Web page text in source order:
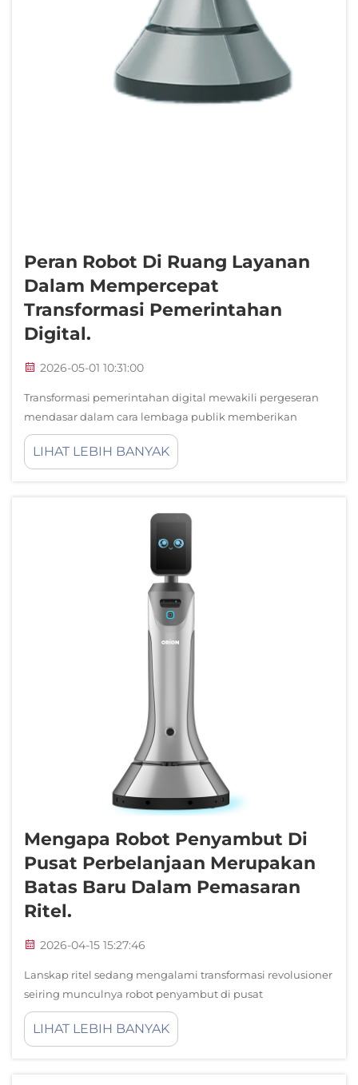
Peran Robot Di Ruang Layanan
Dalam Mempercepat
Transformasi Pemerintahan
Digital.
2026-05-01 10:31:00
Transformasi pemerintahan digital mewakili pergeseran
mendasar dalam cara lembaga publik memberikan
layanan kepada warga negara, beralih dari proses
birokratis tradisional menuju pengalaman yang
LIHAT LEBIH BANYAK
Mengapa Robot Penyambut Di
Pusat Perbelanjaan Merupakan
Batas Baru Dalam Pemasaran
Ritel.
2026-04-15 15:27:46
Lanskap ritel sedang mengalami transformasi revolusioner
seiring munculnya robot penyambut di pusat
perbelanjaan sebagai alat pemasaran yang mengubah
aturan main dan mendefinisikan ulang keterlibatan
LIHAT LEBIH BANYAK